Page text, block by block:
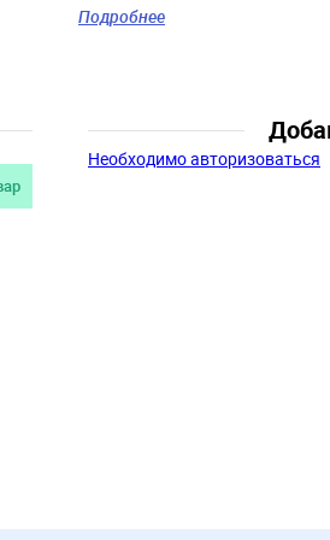
Скидка: 47%
Подробнее
Необходимо авторизоваться